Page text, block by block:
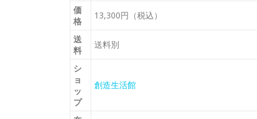
価
格
13,300円（税込）
送
料
送料別
シ
ョ
ッ
プ
創造生活館